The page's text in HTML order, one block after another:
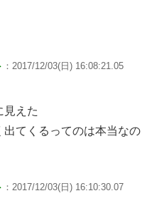
：2017/12/03(日) 16:08:21.05
見えた
てくるってのは本当なの
：2017/12/03(日) 16:10:30.07